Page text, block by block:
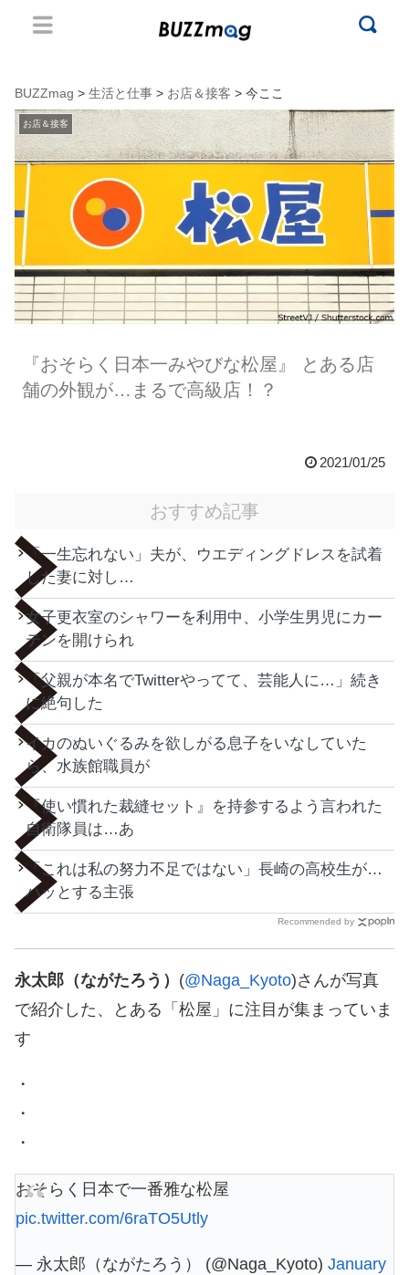
BUZZmag > 生活と仕事 > お店＆接客 > 今ここ
お店＆接客
『おそらく日本一みやびな松屋』 とある店
舗の外観が…まるで高級店！？
2021/01/25
おすすめ記事
「一生忘れない」夫が、ウエディングドレスを試着
した妻に対し…
女子更衣室のシャワーを利用中、小学生男児にカー
テンを開けられ
「父親が本名でTwitterやってて、芸能人に…」続き
に絶句した
イカのぬいぐるみを欲しがる息子をいなしていた
ら、水族館職員が
『使い慣れた裁縫セット』を持参するよう言われた
自衛隊員は…あ
「これは私の努力不足ではない」長崎の高校生が…
ハッとする主張
Recommended by
永太郎（ながたろう） (@Naga_Kyoto)さんが写真
で紹介した、とある「松屋」に注目が集まっていま
す
・
・
・
おそらく日本で一番雅な松屋
pic.twitter.com/6raTO5Utly
— 永太郎（ながたろう） (@Naga_Kyoto) January